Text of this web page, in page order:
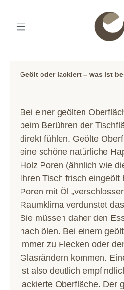
Geölt oder lackiert – was ist
Bei einer geölten
beim Berühren der
direkt fühlen. Geölte
eine schöne natürliche
Holz Poren (ähnlich wie
Ihren Tisch frisch eingeölt
Poren mit Öl
Raumklima verdunstet
Sie müssen daher den
nach ölen. Bei einem
immer zu Flecken oder
Glasrändern kommen.
ist also deutlich
lackierte Oberfläche. Der